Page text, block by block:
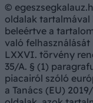
©
oldalak
beleértve a
való felhasználását
LXXVI. törvény
35/A. § (1)
piacairól szóló
a Tanács (EU)